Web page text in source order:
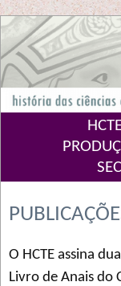
O HCTE assina
Livro de Anais do